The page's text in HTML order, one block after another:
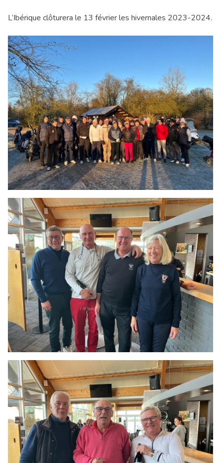
L’Ibérique clôturera le 13 février les hivernales 2023-2024.